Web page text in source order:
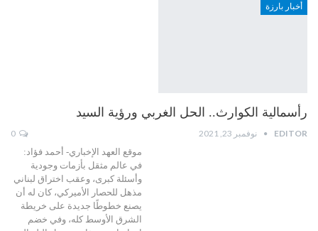
أخبار بارزة
رأسمالية الكوارث.. الحل الغربي ورؤية السيد
EDITOR نوفمبر 23, 2021
موقع العهد الإخباري- أحمد فؤاد:
في عالم مثقل بأزمات وجودية
وأسئلة كبرى، وعقب اختراق لبناني
مذهل للحصار الأميركي، كان له أن
يصنع خطوطًا جديدة على خريطة
الشرق الأوسط كله، وفي خضم